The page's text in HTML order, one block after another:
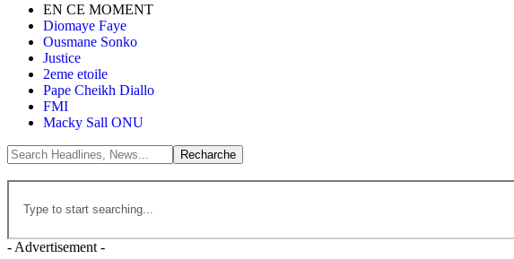
EN CE MOMENT
Diomaye Faye
Ousmane Sonko
Justice
2eme etoile
Pape Cheikh Diallo
FMI
Macky Sall ONU
- Advertisement -